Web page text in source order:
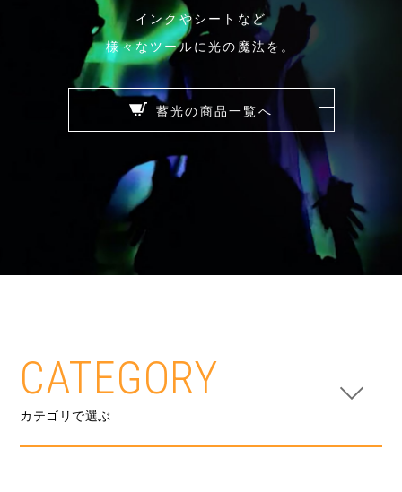
インクやシートなど
様々なツールに光の魔法を。
蓄光の商品一覧へ
CATEGORY
カテゴリで選ぶ